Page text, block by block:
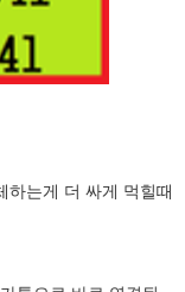
하는게 더 싸게 먹힐때